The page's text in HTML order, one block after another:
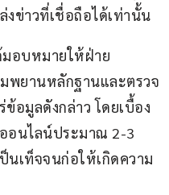
ข่าวที่เชื่อถือได้เท่านั้น
อบหมายให้ฝ่าย
พยานหลักฐานและตรวจ
อมูลดังกล่าว โดยเบื้อง
อนไลน์ประมาณ 2-3
นเท็จจนก่อให้เกิดความ